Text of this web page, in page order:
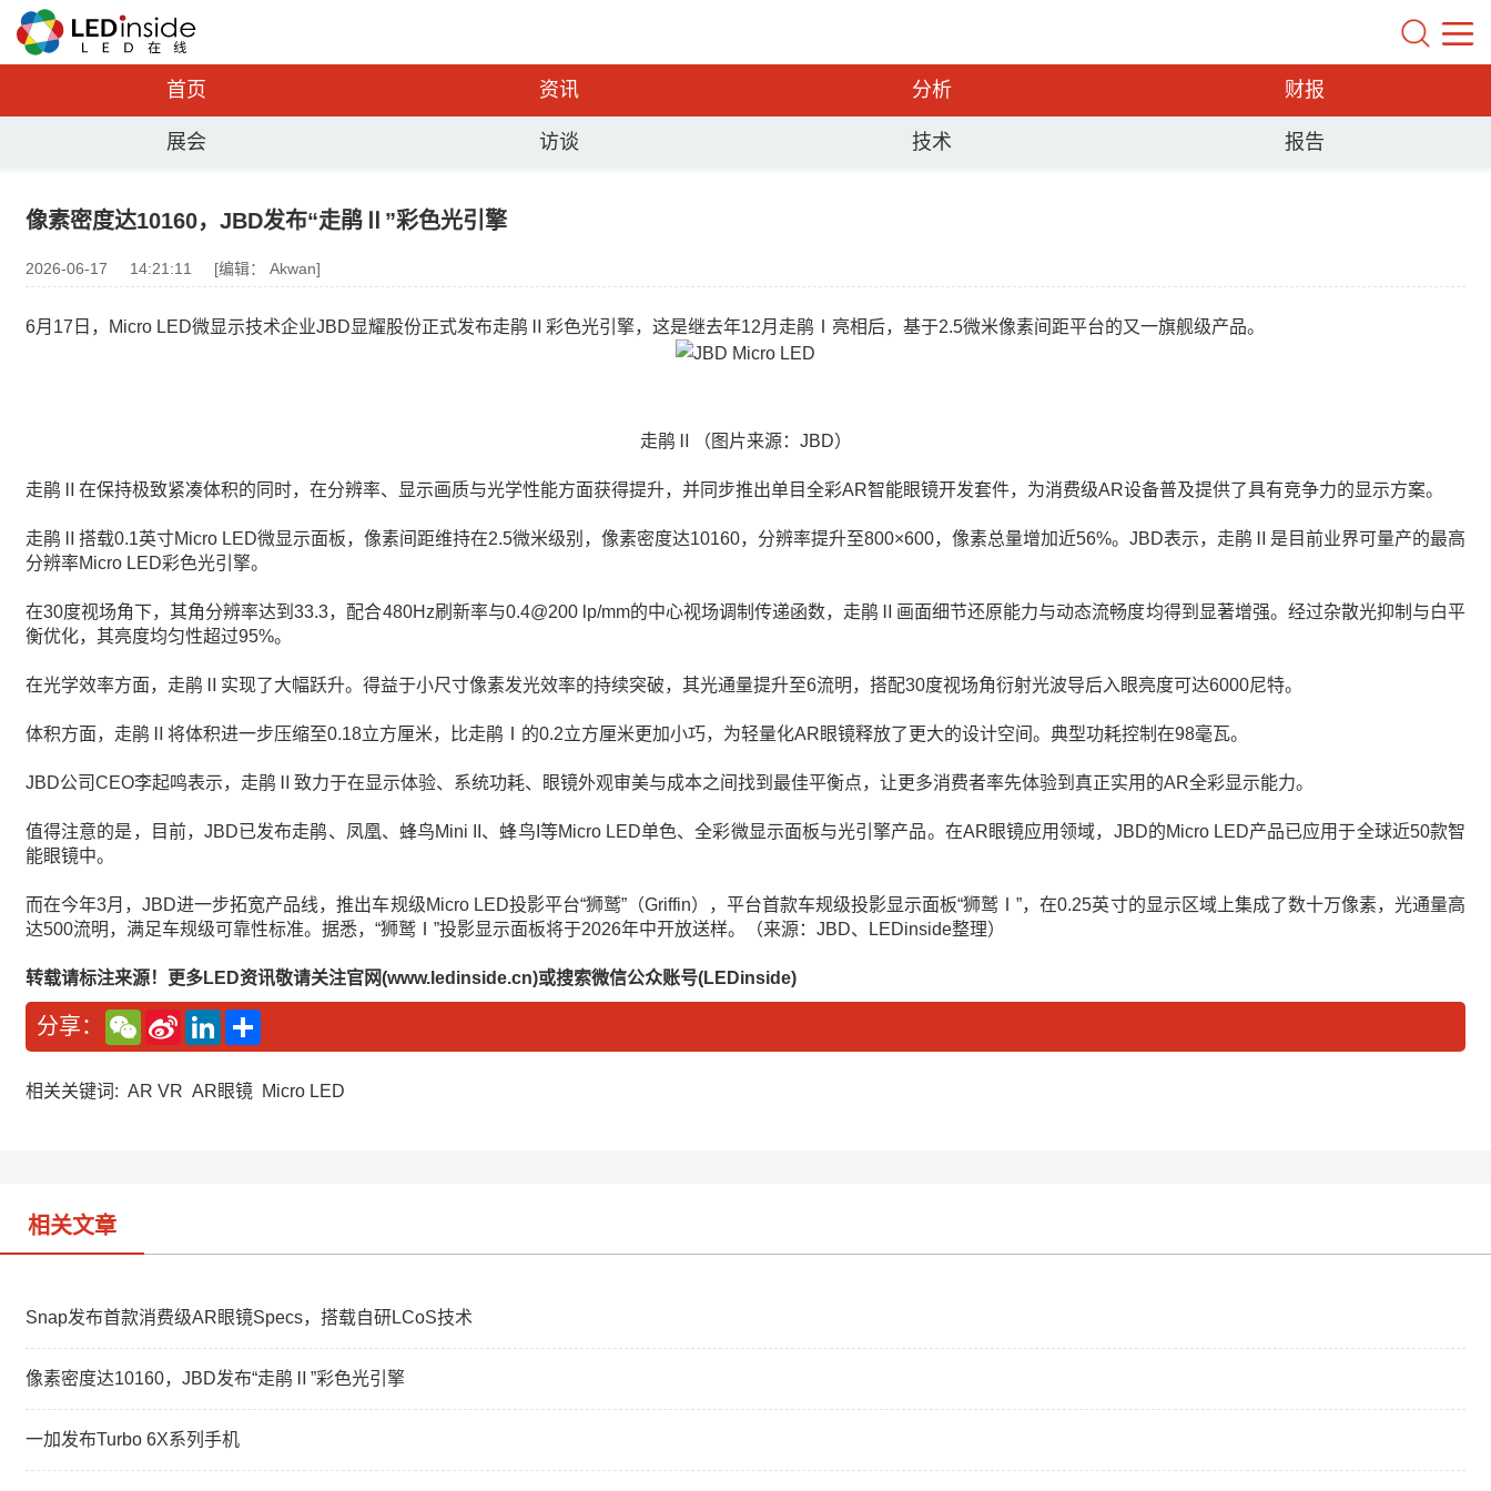
首页 资讯 分析 财报
展会 访谈 技术 报告
像素密度达10160，JBD发布“走鹃Ⅱ”彩色光引擎
2026-06-17 14:21:11 [编辑： Akwan]
6月17日，Micro LED微显示技术企业JBD显耀股份正式发布走鹃Ⅱ彩色光引擎，这是继去年12月走鹃Ⅰ亮相后，基于2.5微米像素间距平台的又一旗舰级产品。
走鹃Ⅱ（图片来源：JBD）
走鹃Ⅱ在保持极致紧凑体积的同时，在分辨率、显示画质与光学性能方面获得提升，并同步推出单目全彩AR智能眼镜开发套件，为消费级AR设备普及提供了具有竞争力的显示方案。
走鹃Ⅱ搭载0.1英寸Micro LED微显示面板，像素间距维持在2.5微米级别，像素密度达10160，分辨率提升至800×600，像素总量增加近56%。JBD表示，走鹃Ⅱ是目前业界可量产的最高
分辨率Micro LED彩色光引擎。
在30度视场角下，其角分辨率达到33.3，配合480Hz刷新率与0.4@200 lp/mm的中心视场调制传递函数，走鹃Ⅱ画面细节还原能力与动态流畅度均得到显著增强。经过杂散光抑制与白平
衡优化，其亮度均匀性超过95%。
在光学效率方面，走鹃Ⅱ实现了大幅跃升。得益于小尺寸像素发光效率的持续突破，其光通量提升至6流明，搭配30度视场角衍射光波导后入眼亮度可达6000尼特。
体积方面，走鹃Ⅱ将体积进一步压缩至0.18立方厘米，比走鹃Ⅰ的0.2立方厘米更加小巧，为轻量化AR眼镜释放了更大的设计空间。典型功耗控制在98毫瓦。
JBD公司CEO李起鸣表示，走鹃Ⅱ致力于在显示体验、系统功耗、眼镜外观审美与成本之间找到最佳平衡点，让更多消费者率先体验到真正实用的AR全彩显示能力。
值得注意的是，目前，JBD已发布走鹃、凤凰、蜂鸟Mini II、蜂鸟I等Micro LED单色、全彩微显示面板与光引擎产品。在AR眼镜应用领域，JBD的Micro LED产品已应用于全球近50款智
能眼镜中。
而在今年3月，JBD进一步拓宽产品线，推出车规级Micro LED投影平台“狮鹫”（Griffin），平台首款车规级投影显示面板“狮鹫Ⅰ”，在0.25英寸的显示区域上集成了数十万像素，光通量高
达500流明，满足车规级可靠性标准。据悉，“狮鹫Ⅰ”投影显示面板将于2026年中开放送样。（来源：JBD、LEDinside整理）
转载请标注来源！更多LED资讯敬请关注官网(www.ledinside.cn)或搜索微信公众账号(LEDinside)
分享：
W
e
C
a
S
n
W
L
n
e
相关关键词: AR VR AR眼镜 Micro LED
相关文章
Snap发布首款消费级AR眼镜Specs，搭载自研LCoS技术
像素密度达10160，JBD发布“走鹃Ⅱ”彩色光引擎
一加发布Turbo 6X系列手机